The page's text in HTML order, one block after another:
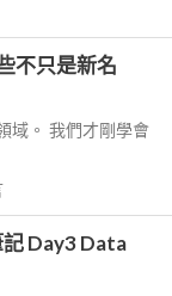
不只是新名
域。 我們才剛學會
Day3 Data